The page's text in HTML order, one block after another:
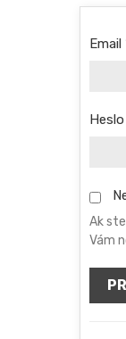
Email
Heslo
Ak
Vám